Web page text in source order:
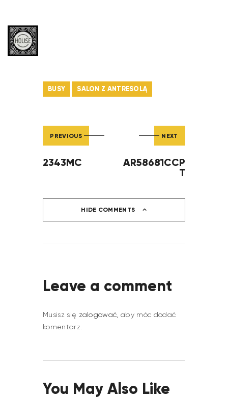
BUSY SALON Z ANTRESOLĄ
PREVIOUS
2343MC
NEXT
AR58681CCP
T
HIDE COMMENTS
Leave a comment
Musisz się zalogować, aby móc dodać
komentarz.
You May Also Like